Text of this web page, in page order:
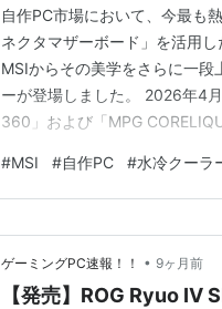
自作PC市場において、今最も
ネクタマザーボード」を活用
MSIからその美学をさらに一段
ーが登場しました。 2026年4
360」および「MPG
ーラーがなぜ自作ユーザーの
的なスペ…
#MSI #自作PC #水冷クーラ
ゲーミングPC速報！！ • 9ヶ月前
【発売】ROG Ryuo